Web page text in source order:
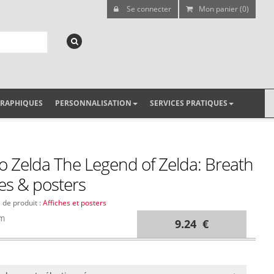
Se connecter Mon panier (0)
PERSONNALISATION SERVICES PRATIQUES
Zelda The Legend of Zelda: Breath
& posters
de produit :Affiches et posters
9.24 €